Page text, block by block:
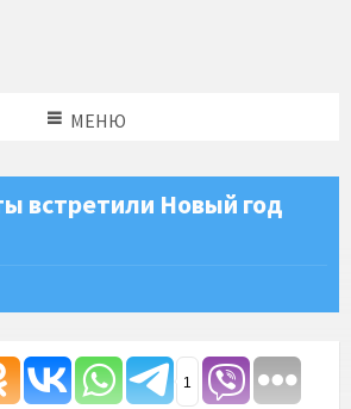
МЕНЮ
встретили Новый год
1